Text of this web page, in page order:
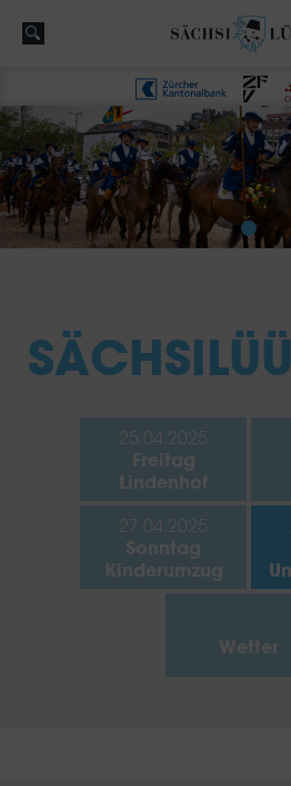
25.04.2025
Freitag
Lindenhof
27.04.2025
Sonntag
Kinderumzug
Wetter